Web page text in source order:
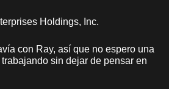
Holdings, Inc.
con Ray, así que no espero una
sin dejar de pensar en